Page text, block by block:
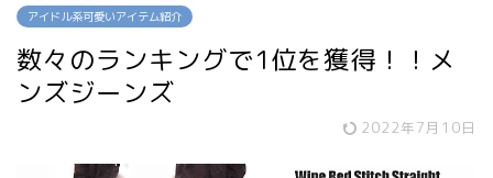
アイドル系可愛いアイテム紹介
数々のランキングで1位を獲得！！メ
ンズジーンズ
2022年7月10日